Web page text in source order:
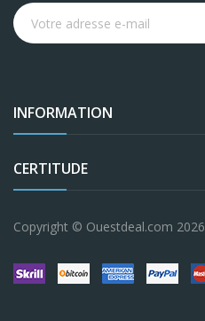
INFORMATION
CERTITUDE
Copyright © Ouestdeal.com 2026